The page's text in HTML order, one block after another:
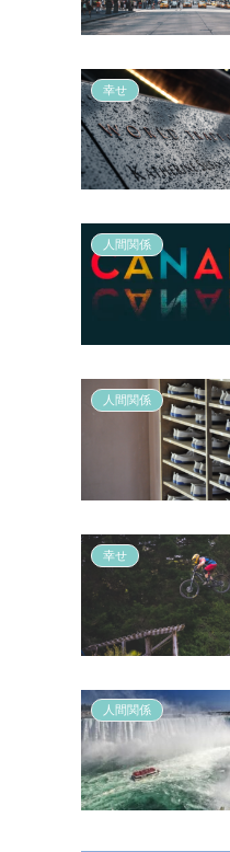
幸せ
人間関係
人間関係
幸せ
人間関係